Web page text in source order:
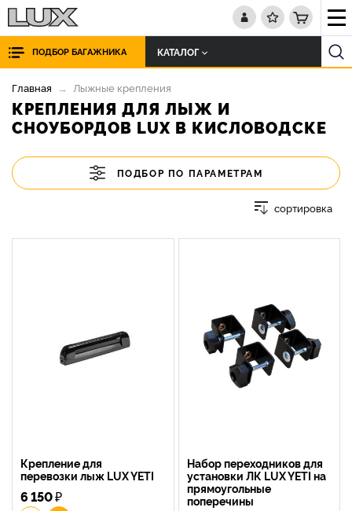
ПОДБОР БАГАЖНИКА КАТАЛОГ
Главная Лыжные крепления
КРЕПЛЕНИЯ ДЛЯ ЛЫЖ И
СНОУБОРДОВ LUX В КИСЛОВОДСКЕ
ПОДБОР ПО ПАРАМЕТРАМ
сортировка
Крепление для
перевозки лыж LUX YETI
6 150₽
Набор переходников для
установки ЛК LUX YETI на
прямоугольные
поперечины